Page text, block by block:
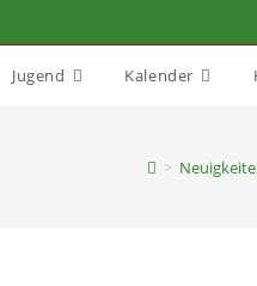
Jugend Kalender
>